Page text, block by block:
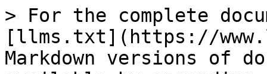
> For the complete
[llms.txt](https://
Markdown versions of